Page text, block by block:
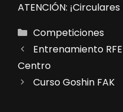
ATENCIÓN:
Categorías
Competiciones
Entrenamiento
Centro
Curso Goshin FAK